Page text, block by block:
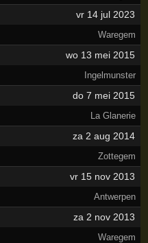
vr 14 jul 2023
Waregem
wo 13 mei 2015
Ingelmunster
do 7 mei 2015
La Glanerie
za 2 aug 2014
Zottegem
vr 15 nov 2013
Antwerpen
za 2 nov 2013
Waregem